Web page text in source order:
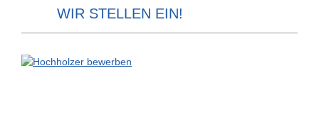
WIR STELLEN EIN!